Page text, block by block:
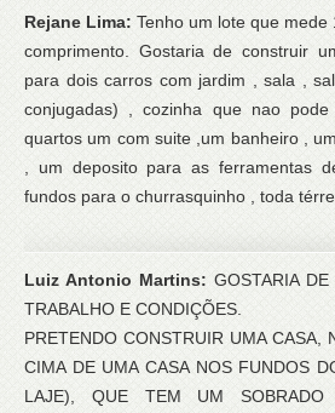
Rejane Lima: Tenho um lote que
comprimento. Gostaria de construir
para dois carros com jardim , sala ,
conjugadas) , cozinha que nao
quartos um com suite ,um banheiro ,
, um deposito para as ferramentas
fundos para o churrasquinho , toda
Luiz Antonio Martins: GOSTARIA
TRABALHO E CONDIÇÕES.
PRETENDO CONSTRUIR UMA CASA,
CIMA DE UMA CASA NOS FUNDOS
LAJE), QUE TEM UM